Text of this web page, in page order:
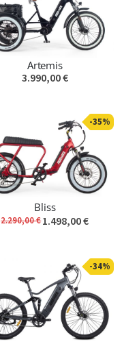
Artemis
3.990,00 €
-35%
Bliss
2.290,00 €1.498,00 €
-34%